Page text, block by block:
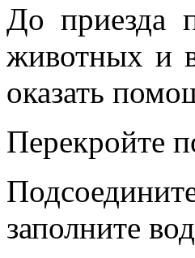
До приезда
животных и
оказать
Перекройте
заполните